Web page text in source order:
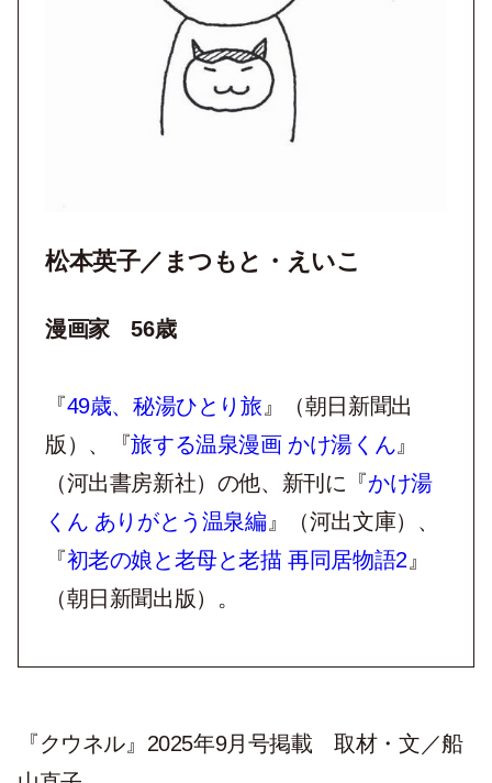
松本英子／まつもと・えいこ
漫画家56歳
『49歳、秘湯ひとり旅 』（朝日新聞出
版）、『旅する温泉漫画 かけ湯くん 』
（河出書房新社）の他、新刊に『かけ湯
くん ありがとう温泉編 』（河出文庫）、
『初老の娘と老母と老描 再同居物語2 』
（朝日新聞出版）。
『クウネル』2025年9月号掲載 取材・文／船